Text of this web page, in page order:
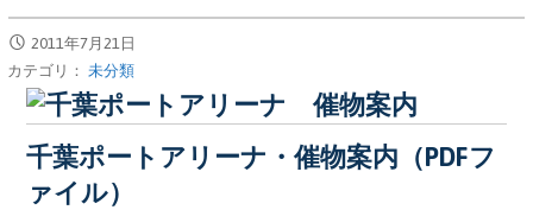
2011年7月21日
カテゴリ：未分類
千葉ポートアリーナ・催物案内（PDFフ
ァイル）